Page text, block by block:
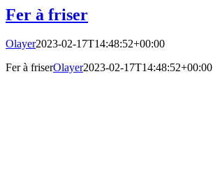
Fer à friser
Olayer2023-02-17T14:48:52+00:00
Fer à friserOlayer2023-02-17T14:48:52+00:00